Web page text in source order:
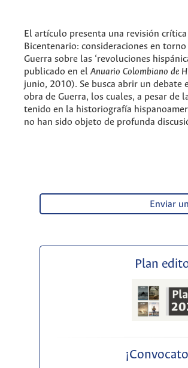
El artículo presenta una revisión
Bicentenario: consideraciones en
Guerra sobre las ‘revoluciones
publicado en el Anuario Colombiano de
junio, 2010). Se busca abrir un
obra de Guerra, los cuales, a pesar de
tenido en la historiografía
no han sido objeto de profunda
Enviar
Plan